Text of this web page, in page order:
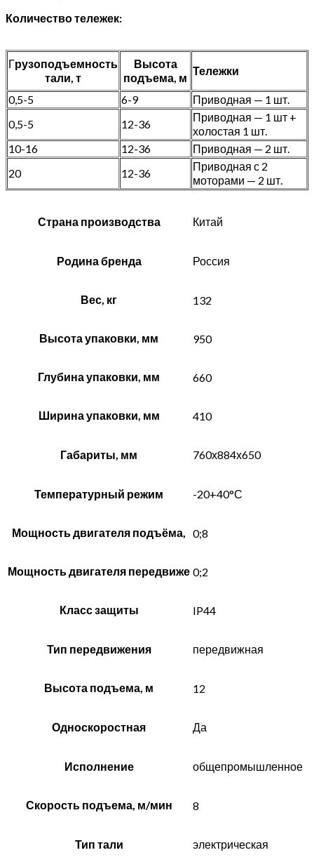
Количество тележек:
Грузоподъемность
тали, т
Высота
подъема, м
Тележки
0,5-5 6-9
Приводная — 1 шт.
0,5-5
12-36
Приводная — 1 шт +
холостая 1 шт.
10-16
12-36
Приводная — 2 шт.
20
12-36
Приводная с 2
моторами — 2 шт.
Страна производства Китай
Родина бренда Россия
Вес, кг 132
Высота упаковки, мм 950
Глубина упаковки, мм 660
Ширина упаковки, мм 410
Габариты, мм 760х884х650
Температурный режим -20+40°С
Мощность двигателя подъёма, 0;8
Мощность двигателя передвиже 0;2
Класс защиты IP44
Тип передвижения передвижная
Высота подъема, м 12
Односкоростная Да
Исполнение общепромышленное
Скорость подъема, м/мин 8
Тип тали электрическая